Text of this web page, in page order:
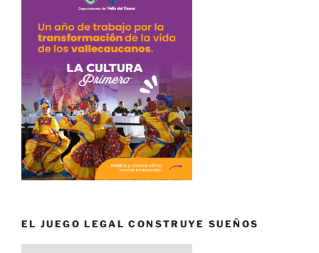
EL JUEGO LEGAL CONSTRUYE SUEÑOS